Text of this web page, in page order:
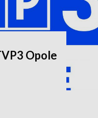
Opole